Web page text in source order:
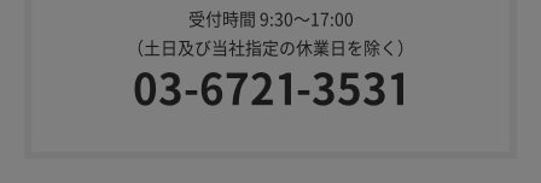
受付時間 9:30～17:00
（土日及び当社指定の休業日を除く）
03-6721-3531